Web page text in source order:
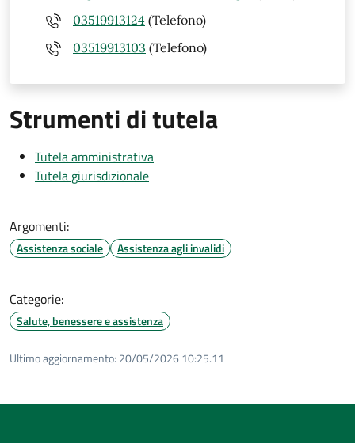
03519913124 (Telefono)
03519913103 (Telefono)
Strumenti di tutela
Tutela amministrativa
Tutela giurisdizionale
Argomenti:
Assistenza sociale Assistenza agli invalidi
Categorie:
Salute, benessere e assistenza
Ultimo aggiornamento: 20/05/2026 10:25.11